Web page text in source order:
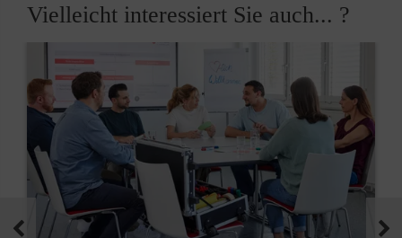
Vielleicht interessiert Sie auch... ?